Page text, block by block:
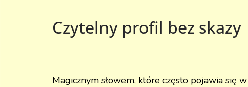
Czytelny profil bez skazy
Magicznym słowem, które często pojawia się